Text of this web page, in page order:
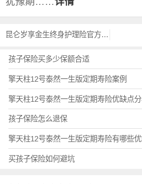
昆仑岁享金生终身护理险官方投保入口？？
孩子保险买多少保额合适
擎天柱12号泰然一生版定期寿险案例
擎天柱12号泰然一生版定期寿险优缺点
孩子保险怎么退保
擎天柱12号泰然一生版定期寿险有哪些
买孩子保险如何避坑